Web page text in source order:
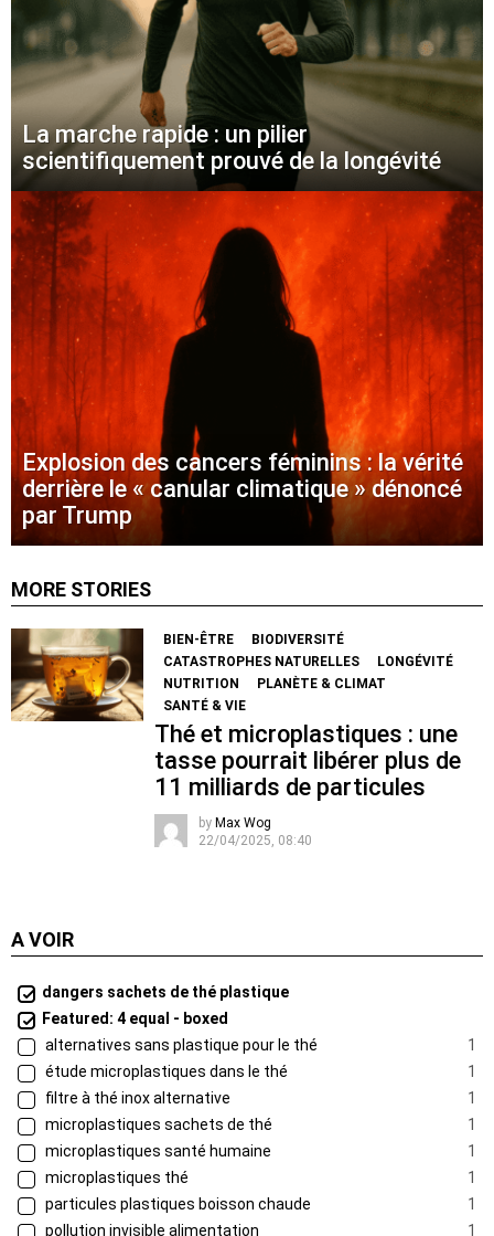
La marche rapide : un pilier
scientifiquement prouvé de la longévité
Explosion des cancers féminins : la vérité
derrière le « canular climatique » dénoncé
par Trump
MORE STORIES
BIEN-ÊTRE
BIODIVERSITÉ
CATASTROPHES NATURELLES
LONGÉVITÉ
NUTRITION
PLANÈTE & CLIMAT
SANTÉ & VIE
Thé et microplastiques : une
tasse pourrait libérer plus de
11 milliards de particules
by Max Wog
22/04/2025, 08:40
A VOIR
dangers sachets de thé plastique
Featured: 4 equal - boxed
alternatives sans plastique pour le thé
1
étude microplastiques dans le thé
1
filtre à thé inox alternative
1
microplastiques sachets de thé
1
microplastiques santé humaine
1
microplastiques thé
1
particules plastiques boisson chaude
1
pollution invisible alimentation
1